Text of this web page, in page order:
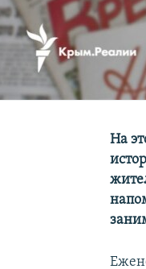
На